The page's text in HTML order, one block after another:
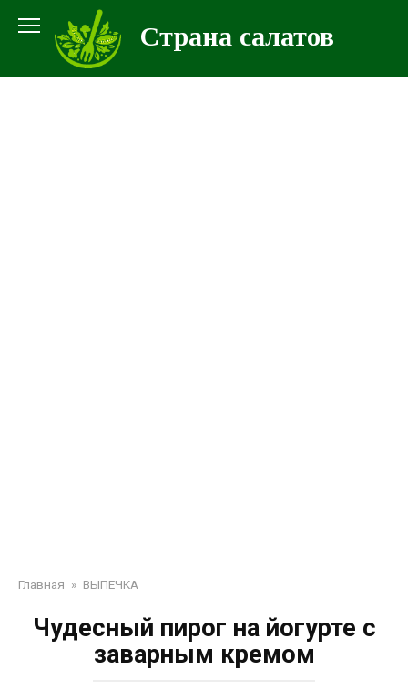
контенту
Страна салатов
Главная » ВЫПЕЧКА
Чудесный пирог на йогурте с
заварным кремом